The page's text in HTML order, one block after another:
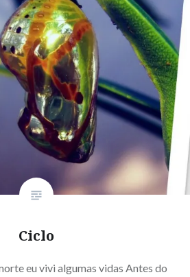
Ciclo
eu vivi algumas vidas Antes do